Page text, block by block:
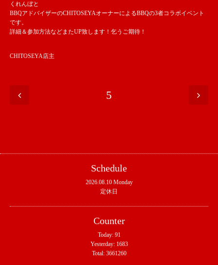
くれんぼと
BBQアドバイザーのCHITOSEYAオーナーによるBBQの3者コラボイベント
です。
詳細＆参加方法などまたUP致します！乞うご期待！
CHITOSEYA店主
5
Schedule
2026.08.10 Monday
定休日
Counter
Today: 91
Yesterday: 1683
Total: 3661260